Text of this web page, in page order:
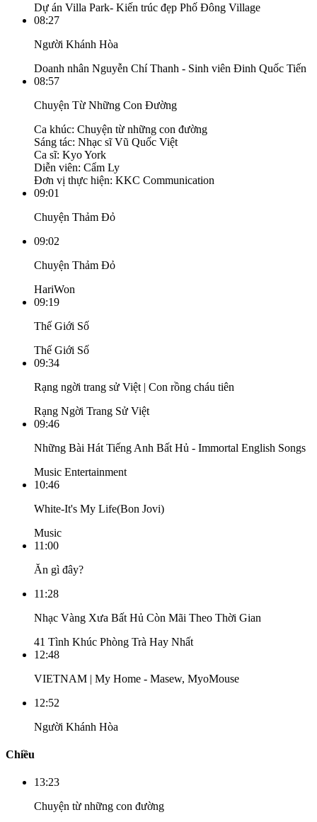
Dự án Villa Park- Kiến trúc đẹp Phố Đông Village
08:27
Người Khánh Hòa
Doanh nhân Nguyễn Chí Thanh - Sinh viên Đinh Quốc Tiến
08:57
Chuyện Từ Những Con Đường
Ca khúc: Chuyện từ những con đường
Sáng tác: Nhạc sĩ Vũ Quốc Việt
Ca sĩ: Kyo York
Diễn viên: Cẩm Ly
Đơn vị thực hiện: KKC Communication
09:01
Chuyện Thảm Đỏ
09:02
Chuyện Thảm Đỏ
HariWon
09:19
Thế Giới Số
Thế Giới Số
09:34
Rạng ngời trang sử Việt | Con rồng cháu tiên
Rạng Ngời Trang Sử Việt
09:46
Những Bài Hát Tiếng Anh Bất Hủ - Immortal English Songs
Music Entertainment
10:46
White-It's My Life(Bon Jovi)
Music
11:00
Ăn gì đây?
11:28
Nhạc Vàng Xưa Bất Hủ Còn Mãi Theo Thời Gian
41 Tình Khúc Phòng Trà Hay Nhất
12:48
VIETNAM | My Home - Masew, MyoMouse
12:52
Người Khánh Hòa
Chiều
13:23
Chuyện từ những con đường